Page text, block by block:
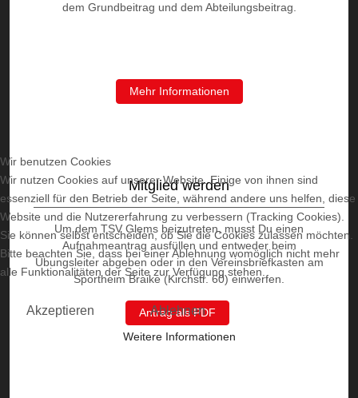
dem Grundbeitrag und dem Abteilungsbeitrag.
Mehr Informationen
Mitglied werden
Um dem TSV Glems beizutreten, musst Du einen
Aufnahmeantrag ausfüllen und entweder beim
Übungsleiter abgeben oder in den Vereinsbriefkasten am
Sportheim Braike (Kirchstr. 60) einwerfen.
Antrag als PDF
Wir benutzen Cookies
Wir nutzen Cookies auf unserer Website. Einige von ihnen sind
essenziell für den Betrieb der Seite, während andere uns helfen, diese
Website und die Nutzererfahrung zu verbessern (Tracking Cookies).
Sie können selbst entscheiden, ob Sie die Cookies zulassen möchten.
Bitte beachten Sie, dass bei einer Ablehnung womöglich nicht mehr
alle Funktionalitäten der Seite zur Verfügung stehen.
Akzeptieren Ablehnen
Weitere Informationen